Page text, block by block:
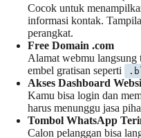
Cocok untuk
informasi kontak.
perangkat.
Free Domain .com
Alamat webmu
embel gratisan seperti
Akses Dashboard
Kamu bisa login dan
harus menunggu jasa
Tombol WhatsApp
Calon pelanggan bisa